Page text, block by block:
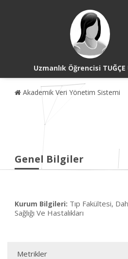
Uzmanlık Öğrencisi TUĞÇE
Akademik Veri Yönetim Sistemi
Genel Bilgiler
Kurum Bilgileri: Tıp Fakültesi,
Sağlığı Ve Hastalıkları
Metrikler